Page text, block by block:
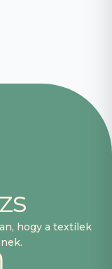
zs
hogy a textílek